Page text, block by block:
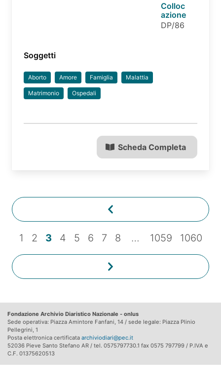
Colloc
azione
DP/86
Soggetti
Aborto Amore Famiglia Malattia
Matrimonio Ospedali
Scheda Completa
1 2 3 4 5 6 7 8 … 1059 1060
Fondazione Archivio Diaristico Nazionale - onlus
Sede operativa: Piazza Amintore Fanfani, 14 / sede legale: Piazza Plinio
Pellegrini, 1
Posta elettronica certificata archiviodiari@pec.it
52036 Pieve Santo Stefano AR / tel. 0575797730.1 fax 0575 797799 / P.IVA e
C.F. 01375620513